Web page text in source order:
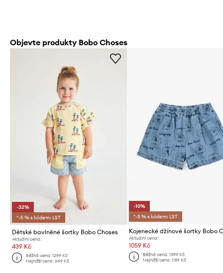
Objevte produkty Bobo Choses
-32%
*-5 % s kódem: LST
Dětské bavlněné šortky Bobo Choses
Aktuální cena:
439 Kč
Běžná cena:1299 Kč
Nejnižší cena:649 Kč
-10%
*-5 % s kódem: LST
Aktuální cena:
1059 Kč
Běžná cena: 1399 Kč
Nejnižší cena: 1189 Kč